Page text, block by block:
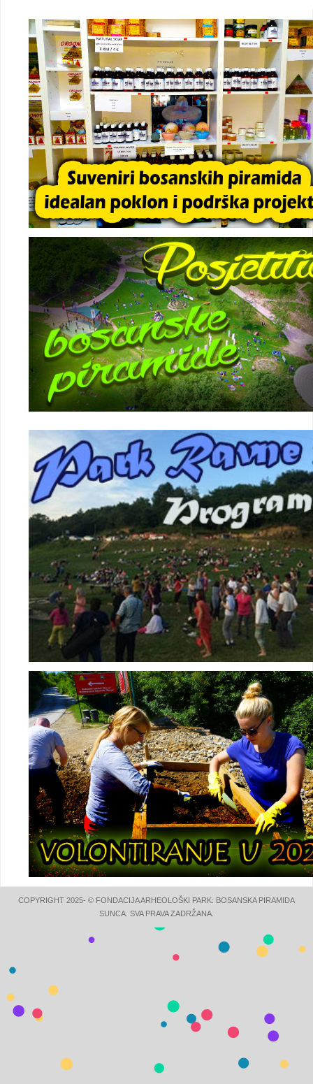
COPYRIGHT 2025- © FONDACIJA ARHEOLOŠKI PARK: BOSANSKA PIRAMIDA
SUNCA. SVA PRAVA ZADRŽANA.